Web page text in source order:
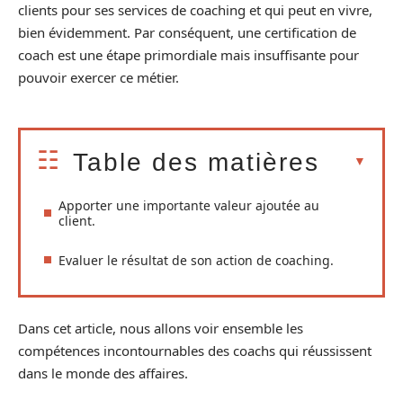
clients pour ses services de coaching et qui peut en vivre,
bien évidemment. Par conséquent, une certification de
coach est une étape primordiale mais insuffisante pour
pouvoir exercer ce métier.
Table des matières
Apporter une importante valeur ajoutée au
client.
Evaluer le résultat de son action de coaching.
Dans cet article, nous allons voir ensemble les
compétences incontournables des coachs qui réussissent
dans le monde des affaires.